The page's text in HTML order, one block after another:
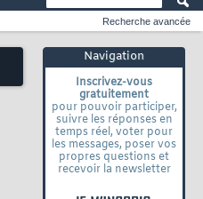
Navigation
Inscrivez-vous
gratuitement
pour pouvoir participer,
suivre les réponses en
temps réel, voter pour
les messages, poser vos
propres questions et
recevoir la newsletter
Recherche avancée